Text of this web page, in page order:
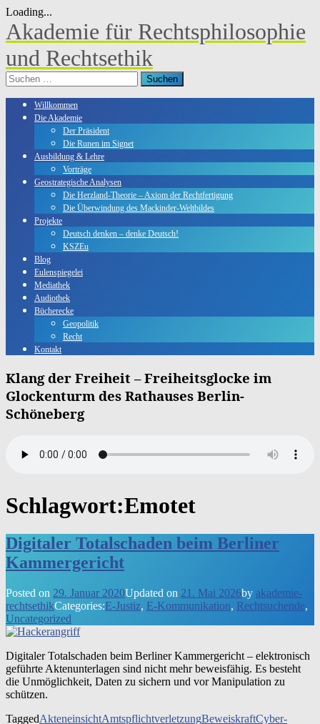
Loading...
Skip
to
content
Akademie für Rechtsphilosophie
und Rechtsethik
Suchen
nach:
Willkommen
Die Akademie
Der Präsident
Die Runen im Signet
Ausbildung & Lehre
Vorträge
Geostrategische Analysen
Die Herzland-Theorie – Axiom der Rechtfertigung
Die Überwindung des Mackinder-Weltbildes
Projekte
Deutsch denken – denke Deutsch!
KSZEu
Blog
Eulenspiegelei
Mediathek
Audiothek
Bücherecke
Geopolitik
Recht
Kontakt
Klang der Freiheit – Freiheitsglocke im
Glockenturm des Rathauses Berlin-
Schöneberg
Schlagwort:Emotet
Digitaler Totalschaden beim Berliner
Kammergericht
Posted on 29. Januar 2020Updated on 21. Mai 2026by akademie-
rechtsethikCategories:E-Justiz, E-Kommunikation, Rechtsuchende,
Uncategorized
Digi­ta­ler Total­scha­den beim Ber­li­ner Kam­mer­ge­richt – elek­tro­nisch
geführ­te Akten­un­ter­la­gen sind nicht mehr beweis­fä­hig. Es besteht
die Unmög­lich­keit, Daten zu sichern und vor Mani­pu­la­ti­on zu
schützen.
TaggedAkteneinsichtAmtspflichtverletzungBeweiskraftCyber-